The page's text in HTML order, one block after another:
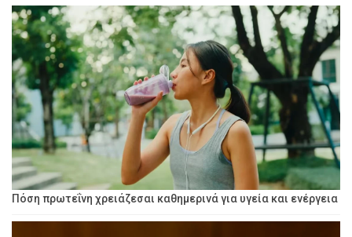
Πόση πρωτεΐνη χρειάζεσαι καθημερινά για υγεία και ενέργεια